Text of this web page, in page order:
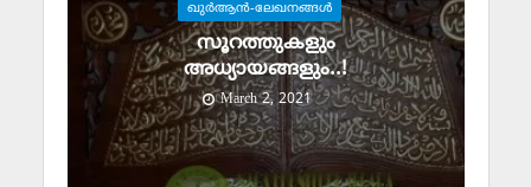
ഖുര്‍ആന്‍-ലേഖനങ്ങള്‍
സൂറത്തുകളും
അധ്യായങ്ങളും..!
March 2, 2021